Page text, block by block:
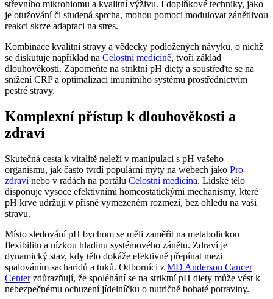
střevního mikrobiomu a kvalitní výživu. I doplňkové techniky, jako
je otužování či studená sprcha, mohou pomoci modulovat zánětlivou
reakci skrze adaptaci na stres.
Kombinace kvalitní stravy a vědecky podložených návyků, o nichž
se diskutuje například na Celostní medicíně, tvoří základ
dlouhověkosti. Zapomeňte na striktní pH diety a soustřeďte se na
snížení CRP a optimalizaci imunitního systému prostřednictvím
pestré stravy.
Komplexní přístup k dlouhověkosti a
zdraví
Skutečná cesta k vitalitě neleží v manipulaci s pH vašeho
organismu, jak často tvrdí populární mýty na webech jako Pro-
zdravínebo v radách na portálu Celostní medicína. Lidské tělo
disponuje vysoce efektivními homeostatickými mechanismy, které
pH krve udržují v přísně vymezeném rozmezí, bez ohledu na vaši
stravu.
Místo sledování pH bychom se měli zaměřit na metabolickou
flexibilitu a nízkou hladinu systémového zánětu. Zdraví je
dynamický stav, kdy tělo dokáže efektivně přepínat mezi
spalováním sacharidů a tuků. Odborníci z MD Anderson Cancer
Centerzdůrazňují, že spoléhání se na striktní pH diety může vést k
nebezpečnému ochuzení jídelníčku o nutričně bohaté potraviny.